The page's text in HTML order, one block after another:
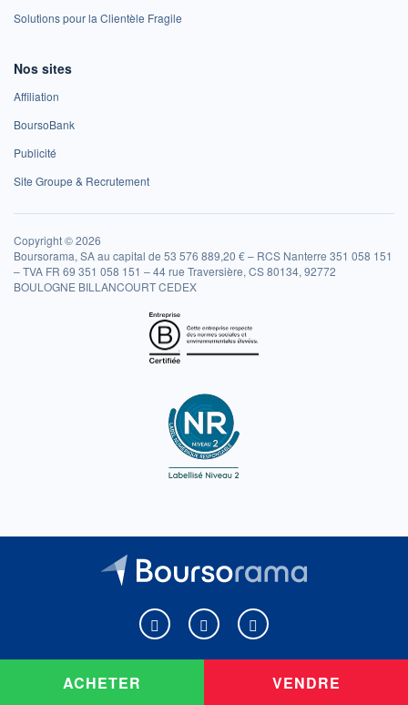
ACHETER VENDRE
Solutions pour la Clientèle Fragile
Nos sites
Affiliation
BoursoBank
Publicité
Site Groupe & Recrutement
Copyright © 2026
Boursorama, SA au capital de 53 576 889,20 € – RCS Nanterre 351 058 151
– TVA FR 69 351 058 151 – 44 rue Traversière, CS 80134, 92772
BOULOGNE BILLANCOURT CEDEX
Boursorama sur Facebook
Boursorama sur XBoursorama sur